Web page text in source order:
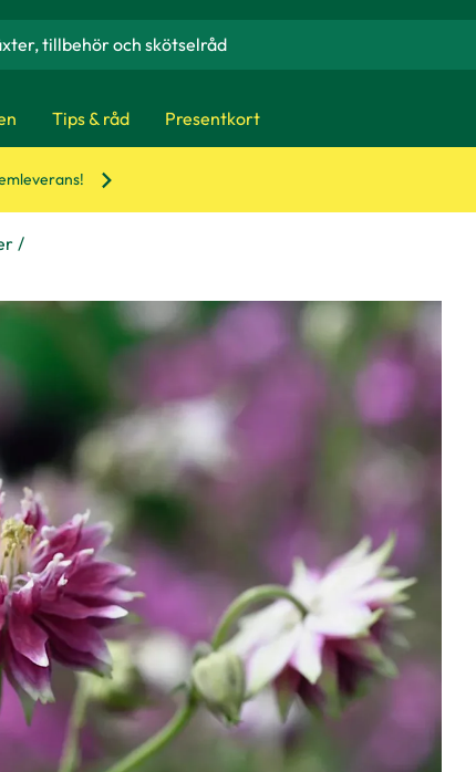
Tips & råd Presentkort